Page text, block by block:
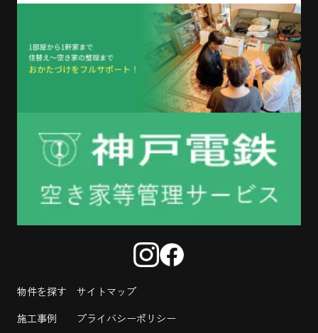
物件を探す
施工事例
サイトマップ
プライバシーポリシー